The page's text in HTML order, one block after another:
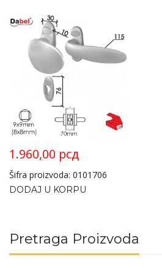
1.960,00 рсд
Šifra proizvoda: 0101706
DODAJ U KORPU
Pretraga Proizvoda